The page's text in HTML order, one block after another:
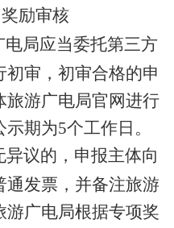
奖励审核
电局应当委托第三方
初审，初审合格的申
旅游广电局官网进行
示期为5个工作日 。
异议的 ， 申报主体向
通发票，并备注旅游
游广电局根据专项奖